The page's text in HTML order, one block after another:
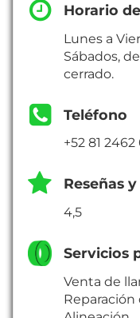
Horario
Lunes a
Sábados,
cerrado.
Teléfono
+52 81
Reseñas
4,5
Servicios
Venta de